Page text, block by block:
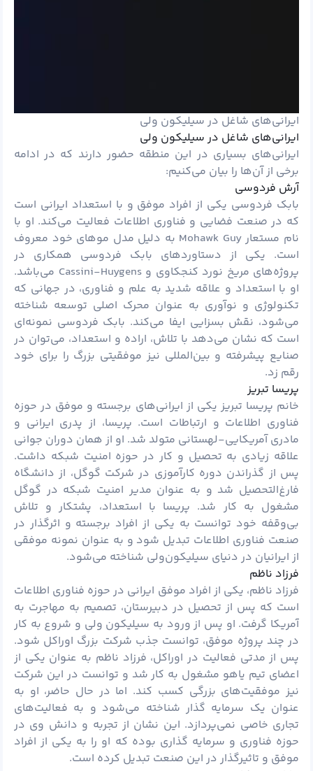
ایرانی‌های شاغل در سیلیکون ولی
ایرانی‌های شاغل در سیلیکون ولی
ایرانی‌های بسیاری در این منطقه حضور دارند که در ادامه
برخی از آن‌ها را بیان می‌کنیم:
آرش فردوسی
بابک فردوسی یکی از افراد موفق و با استعداد ایرانی است
که در صنعت فضایی و فناوری اطلاعات فعالیت می‌کند. او با
نام مستعار Mohawk Guy به دلیل مدل موهای خود معروف
است. یکی از دستاوردهای بابک فردوسی همکاری در
پروژه‌های مریخ نورد کنجکاوی و Cassini-Huygens می‌باشد.
او با استعداد و علاقه شدید به علم و فناوری، در جهانی که
تکنولوژی و نوآوری به عنوان محرک اصلی توسعه شناخته
می‌شود، نقش بسزایی ایفا می‌کند. بابک فردوسی نمونه‌ای
است که نشان می‌دهد با تلاش، اراده و استعداد، می‌توان در
صنایع پیشرفته و بین‌المللی نیز موفقیتی بزرگ را برای خود
رقم زد.
پریسا تبریز
خانم پریسا تبریز یکی از ایرانی‌های برجسته و موفق در حوزه
فناوری اطلاعات و ارتباطات است. پریسا، از پدری ایرانی و
مادری آمریکایی-لهستانی متولد شد. او از همان دوران جوانی
علاقه زیادی به تحصیل و کار در حوزه امنیت شبکه داشت.
پس از گذراندن دوره کارآموزی در شرکت گوگل، از دانشگاه
فارغ‌التحصیل شد و به عنوان مدیر امنیت شبکه در گوگل
مشغول به کار شد. پریسا با استعداد، پشتکار و تلاش
بی‌وقفه خود توانست به یکی از افراد برجسته و اثرگذار در
صنعت فناوری اطلاعات تبدیل شود و به عنوان نمونه موفقی
از ایرانیان در دنیای سیلیکون‌ولی شناخته می‌شود.
فرزاد ناظم
فرزاد ناظم، یکی از افراد موفق ایرانی در حوزه فناوری اطلاعات
است که پس از تحصیل در دبیرستان، تصمیم به مهاجرت به
آمریکا گرفت. او پس از ورود به سیلیکون ولی و شروع به کار
در چند پروژه موفق، توانست جذب شرکت بزرگ اوراکل شود.
پس از مدتی فعالیت در اوراکل، فرزاد ناظم به عنوان یکی از
اعضای تیم یاهو مشغول به کار شد و توانست در این شرکت
نیز موفقیت‌های بزرگی کسب کند. اما در حال حاضر، او به
عنوان یک سرمایه گذار شناخته می‌شود و به فعالیت‌های
تجاری خاصی نمی‌پردازد. این نشان از تجربه و دانش وی در
حوزه فناوری و سرمایه گذاری بوده که او را به یکی از افراد
موفق و تاثیرگذار در این صنعت تبدیل کرده است.